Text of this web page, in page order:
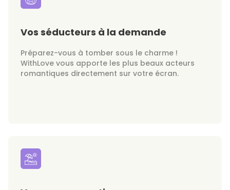
Vos séducteurs à la demande
Préparez-vous à tomber sous le charme !
WithLove vous apporte les plus beaux acteurs
romantiques directement sur votre écran.